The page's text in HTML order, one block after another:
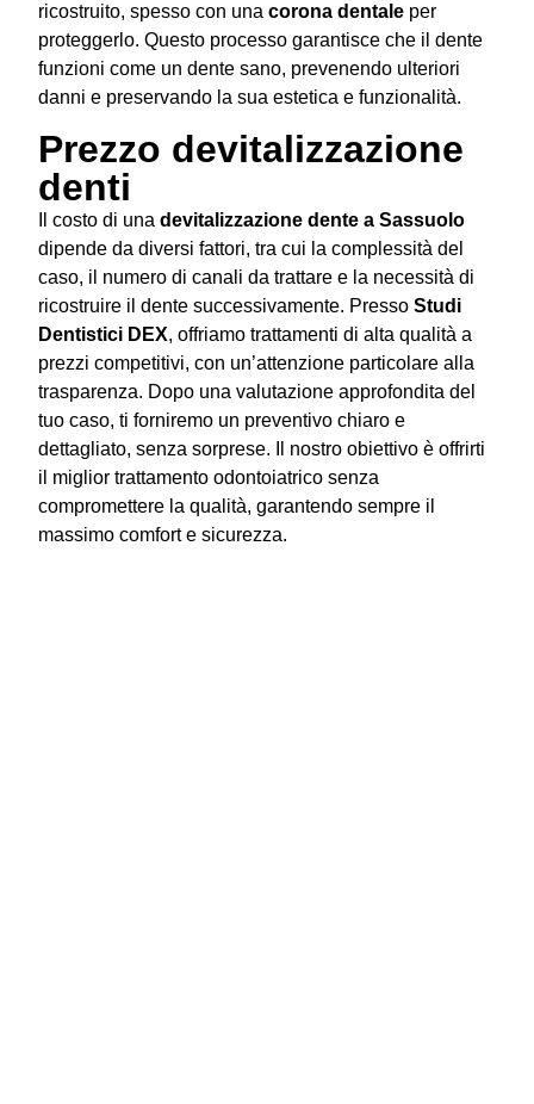
ricostruito, spesso con una corona dentale per
proteggerlo. Questo processo garantisce che il dente
funzioni come un dente sano, prevenendo ulteriori
danni e preservando la sua estetica e funzionalità.
Prezzo devitalizzazione
denti
Il costo di una devitalizzazione dente a Sassuolo
dipende da diversi fattori, tra cui la complessità del
caso, il numero di canali da trattare e la necessità di
ricostruire il dente successivamente. Presso Studi
Dentistici DEX, offriamo trattamenti di alta qualità a
prezzi competitivi, con un’attenzione particolare alla
trasparenza. Dopo una valutazione approfondita del
tuo caso, ti forniremo un preventivo chiaro e
dettagliato, senza sorprese. Il nostro obiettivo è offrirti
il miglior trattamento odontoiatrico senza
compromettere la qualità, garantendo sempre il
massimo comfort e sicurezza.